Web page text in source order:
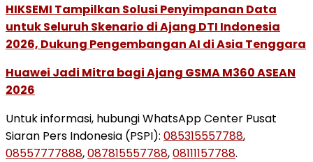
HIKSEMI Tampilkan Solusi Penyimpanan Data
untuk Seluruh Skenario di Ajang DTI Indonesia
2026, Dukung Pengembangan AI di Asia Tenggara
Huawei Jadi Mitra bagi Ajang GSMA M360 ASEAN
2026
Untuk informasi, hubungi WhatsApp Center Pusat
Siaran Pers Indonesia (PSPI): 085315557788,
08557777888,087815557788,08111157788.